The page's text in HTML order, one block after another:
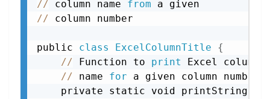
// column name from
// column number
public class ExcelColumnTitle
{
// Function to print
Excel column
// name for a given column number
    private static void printString